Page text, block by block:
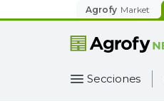
Agrofy Market
Secciones